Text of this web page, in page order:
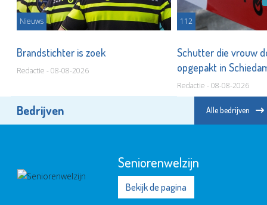
Nieuws
Brandstichter is zoek
Redactie - 08-08-2026
112
Schutter die vrouw
opgepakt in
Redactie - 08-08-2026
Bedrijven Alle bedrijven
Seniorenwelzijn
Bekijk de pagina